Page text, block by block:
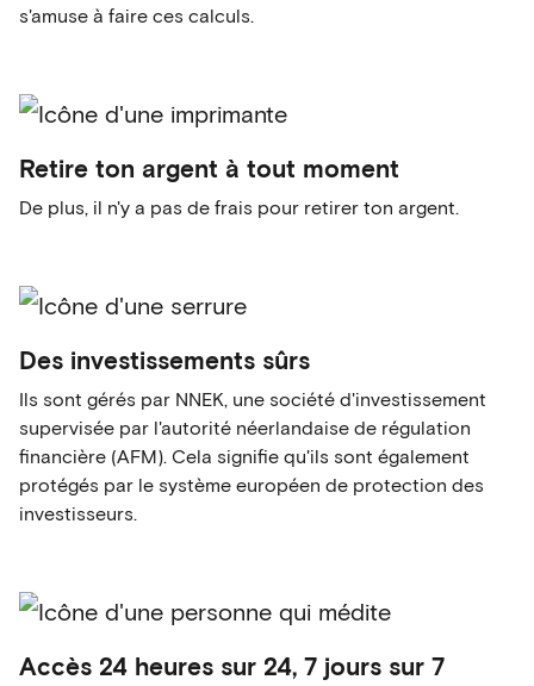
s'amuse à faire ces calculs.
Retire ton argent à tout moment
De plus, il n'y a pas de frais pour retirer ton argent.
Des investissements sûrs
Ils sont gérés par NNEK, une société d'investissement
supervisée par l'autorité néerlandaise de régulation
financière (AFM). Cela signifie qu'ils sont également
protégés par le système européen de protection des
investisseurs.
Accès 24 heures sur 24, 7 jours sur 7